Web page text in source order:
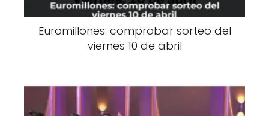
Euromillones: comprobar sorteo del
viernes 10 de abril